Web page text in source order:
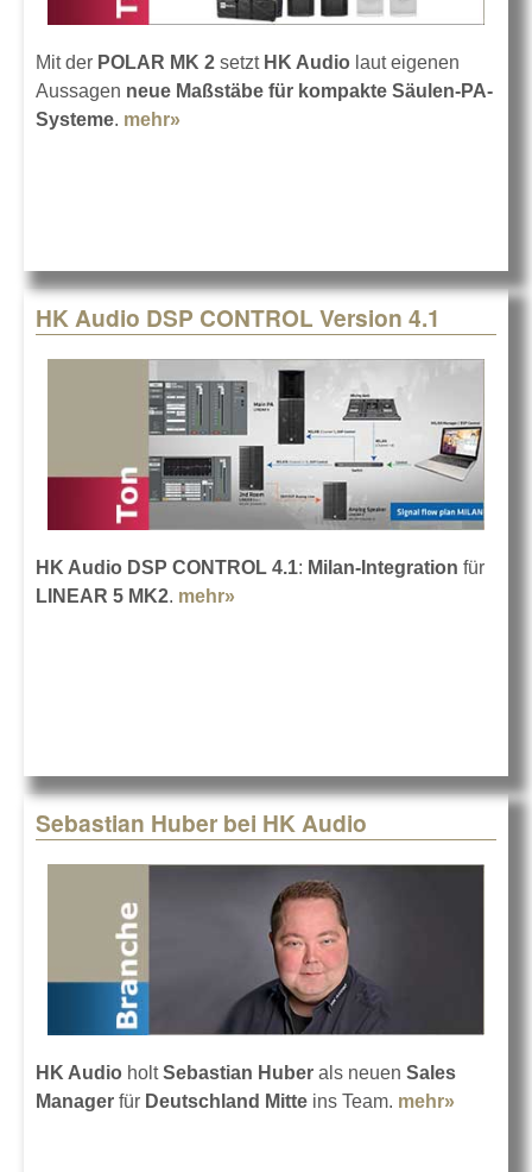
Mit der POLAR MK 2 setzt HK Audio laut eigenen
Aussagen neue Maßstäbe für kompakte Säulen-PA-
Systeme. mehr»
HK Audio DSP CONTROL Version 4.1
HK Audio DSP CONTROL 4.1: Milan-Integration für
LINEAR 5 MK2. mehr»
Sebastian Huber bei HK Audio
HK Audio holtSebastian Huber als neuen Sales
Manager für Deutschland Mitte ins Team. mehr»